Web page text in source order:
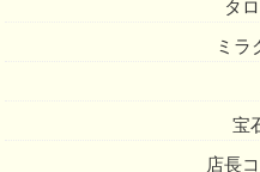
タ
ミラ
宝
店長